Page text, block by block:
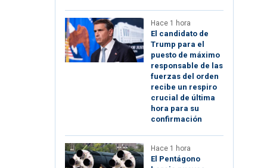
Hace 1 hora
El candidato de
Trump para el
puesto de máximo
responsable de las
fuerzas del orden
recibe un respiro
crucial de última
hora para su
confirmación
Hace 1 hora
El Pentágono